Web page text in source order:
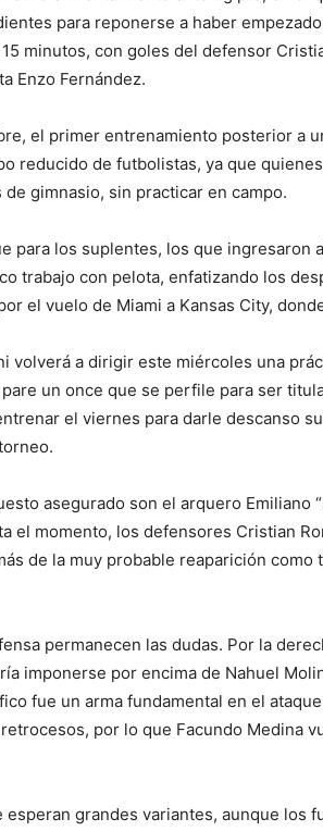
para reponerse a haber
minutos, con goles del defensor
Enzo Fernández.
el primer entrenamiento posterior a
reducido de futbolistas, ya que
gimnasio, sin practicar en campo.
para los suplentes, los que ingresaron
trabajo con pelota, enfatizando los
el vuelo de Miami a Kansas City,
volverá a dirigir este miércoles una
un once que se perfile para ser
el viernes para darle descanso
asegurado son el arquero Emiliano
el momento, los defensores Cristian
de la muy probable reaparición como
permanecen las dudas. Por la
imponerse por encima de Nahuel
fue un arma fundamental en el
por lo que Facundo Medina
esperan grandes variantes, aunque los